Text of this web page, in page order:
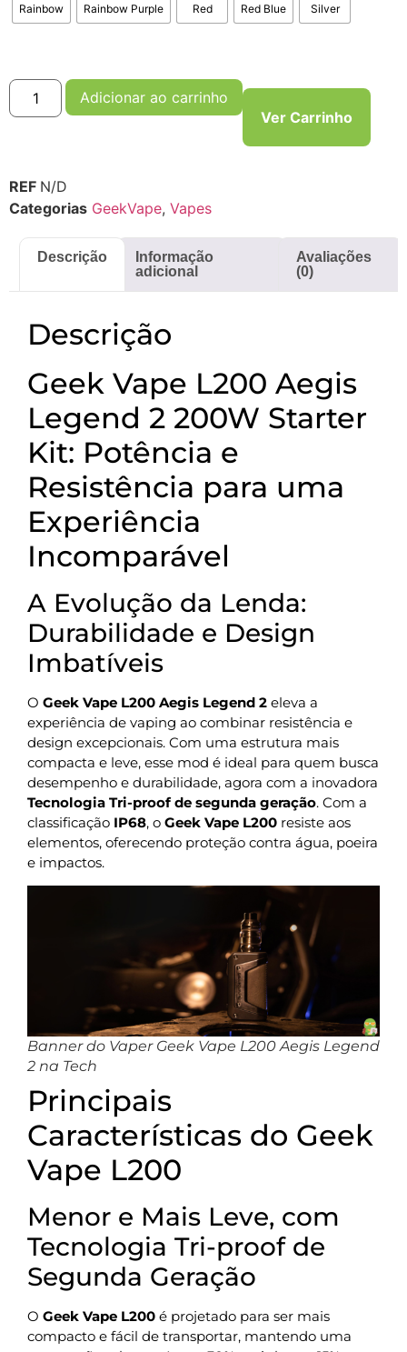
Rainbow Rainbow Purple Red Red Blue Silver
Adicionar ao carrinho
Ver Carrinho
REF N/D
Categorias GeekVape, Vapes
Descrição
Informação
adicional
Avaliações
(0)
Descrição
Geek Vape L200 Aegis
Legend 2 200W Starter
Kit: Potência e
Resistência para uma
Experiência
Incomparável
A Evolução da Lenda:
Durabilidade e Design
Imbatíveis
O Geek Vape L200 Aegis Legend 2 eleva a
experiência de vaping ao combinar resistência e
design excepcionais. Com uma estrutura mais
compacta e leve, esse mod é ideal para quem busca
desempenho e durabilidade, agora com a inovadora
Tecnologia Tri-proof de segunda geração. Com a
classificação IP68, o Geek Vape L200 resiste aos
elementos, oferecendo proteção contra água, poeira
e impactos.
Banner do Vaper Geek Vape L200 Aegis Legend
2 na Tech
Principais
Características do Geek
Vape L200
Menor e Mais Leve, com
Tecnologia Tri-proof de
Segunda Geração
O Geek Vape L200 é projetado para ser mais
compacto e fácil de transportar, mantendo uma